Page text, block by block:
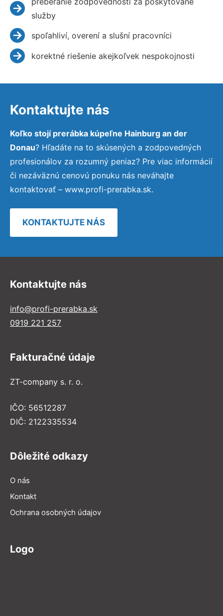
služby
spoľahliví, overení a slušní pracovníci
korektné riešenie akejkoľvek nespokojnosti
Kontaktujte nás
Koľko stojí prerábka kúpeľne Hainburg an der
Donau? Hľadáte na to skúsených a zodpovedných
profesionálov za rozumný peniaz? Pre viac informácií
či nezáväznú cenovú ponuku nás neváhajte
kontaktovať – www.profi-prerabka.sk.
KONTAKTUJTE NÁS
Kontaktujte nás
info@profi-prerabka.sk
0919 221 257
Fakturačné údaje
ZT-company s. r. o.
IČO: 56512287
DIČ: 2122335534
Dôležité odkazy
O nás
Kontakt
Ochrana osobných údajov
Logo